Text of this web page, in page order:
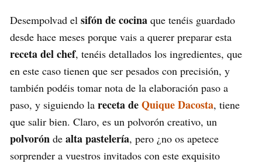
Desempolvad el sifón de cocina que tenéis guardado
desde hace meses porque vais a querer preparar esta
receta del chef, tenéis detallados los ingredientes, que
en este caso tienen que ser pesados con precisión, y
también podéis tomar nota de la elaboración paso a
paso, y siguiendo la receta deQuique Dacosta, tiene
que salir bien. Claro, es un polvorón creativo, un
polvorón de alta pastelería, pero ¿no os apetece
sorprender a vuestros invitados con este exquisito